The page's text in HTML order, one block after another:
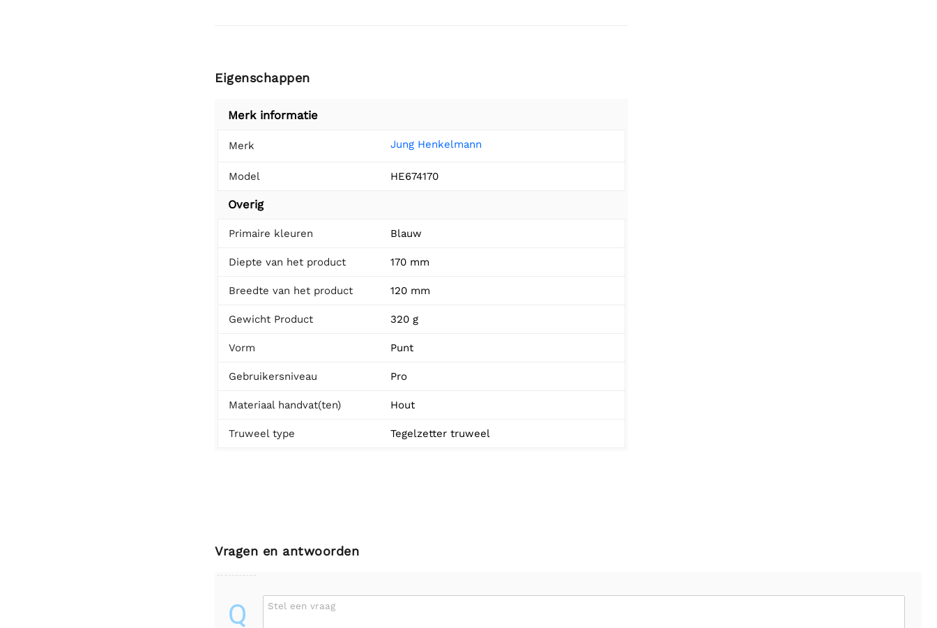
Eigenschappen
Merk informatie
Merk Jung Henkelmann
Model HE674170
Overig
Primaire kleuren Blauw
Diepte van het product 170 mm
Breedte van het product 120 mm
Gewicht Product 320 g
Vorm Punt
Gebruikersniveau Pro
Materiaal handvat(ten) Hout
Truweel type Tegelzetter truweel
Vragen en antwoorden
Q Stel een vraag